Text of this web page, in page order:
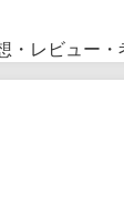
・レビュー